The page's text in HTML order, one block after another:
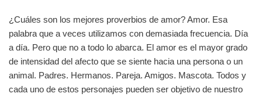
¿Cuáles son los mejores proverbios de amor? Amor. Esa
palabra que a veces utilizamos con demasiada frecuencia. Día
a día. Pero que no a todo lo abarca. El amor es el mayor grado
de intensidad del afecto que se siente hacia una persona o un
animal. Padres. Hermanos. Pareja. Amigos. Mascota. Todos y
cada uno de estos personajes pueden ser objetivo de nuestro